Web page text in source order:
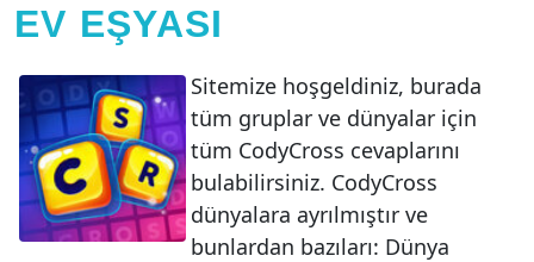
EV EŞYASI
Sitemize hoşgeldiniz, burada
tüm gruplar ve dünyalar için
tüm CodyCross cevaplarını
bulabilirsiniz. CodyCross
dünyalara ayrılmıştır ve
bunlardan bazıları: Dünya